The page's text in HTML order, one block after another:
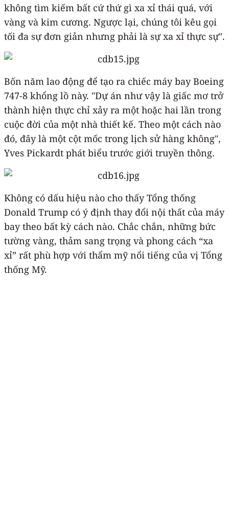
không tìm kiếm bất cứ thứ gì xa xỉ thái quá, với
vàng và kim cương. Ngược lại, chúng tôi kêu gọi
tối đa sự đơn giản nhưng phải là sự xa xỉ thực sự".
Bốn năm lao động để tạo ra chiếc máy bay Boeing
747-8 khổng lồ này. "Dự án như vậy là giấc mơ trở
thành hiện thực chỉ xảy ra một hoặc hai lần trong
cuộc đời của một nhà thiết kế. Theo một cách nào
đó, đây là một cột mốc trong lịch sử hàng không",
Yves Pickardt phát biểu trước giới truyền thông.
Không có dấu hiệu nào cho thấy Tổng thống
Donald Trump có ý định thay đổi nội thất của máy
bay theo bất kỳ cách nào. Chắc chắn, những bức
tường vàng, thảm sang trọng và phong cách “xa
xỉ” rất phù hợp với thẩm mỹ nổi tiếng của vị Tổng
thống Mỹ.